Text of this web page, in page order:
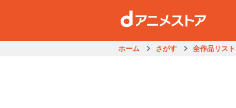
ホーム さがす 全作品リス